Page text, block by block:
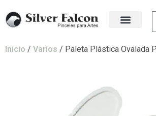
Inicio / Varios / Paleta Plástica Ovalada